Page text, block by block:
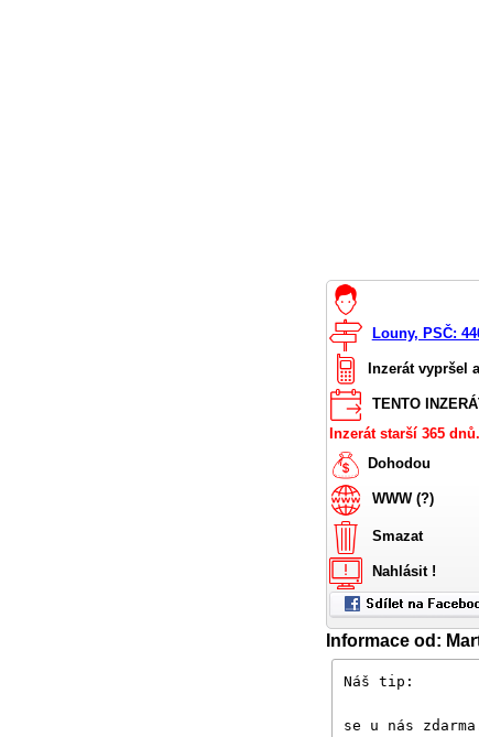
Louny, PSČ:
Inzerát vypršel
TENTO
Inzerát starší 365 dnů.
Dohodou
WWW (?)
Smazat
Nahlásit !
Informace od: